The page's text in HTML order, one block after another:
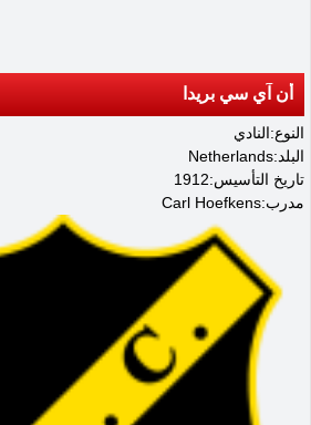
أن آي سي بريدا
النوع:النادي
البلد:Netherlands
تاريخ التأسيس:1912
مدرب:Carl Hoefkens